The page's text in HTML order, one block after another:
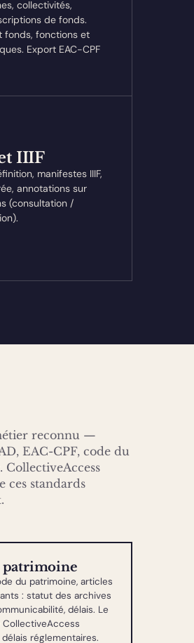
collectivités,
de fonds.
fonds, fonctions et
Export EAC-CPF
IIIF
manifestes IIIF,
annotations sur
(consultation /
reconnu —
EAC-CPF, code du
ces standards
patrimoine
du patrimoine, articles
: statut des archives
délais. Le
CollectiveAccess
réglementaires.